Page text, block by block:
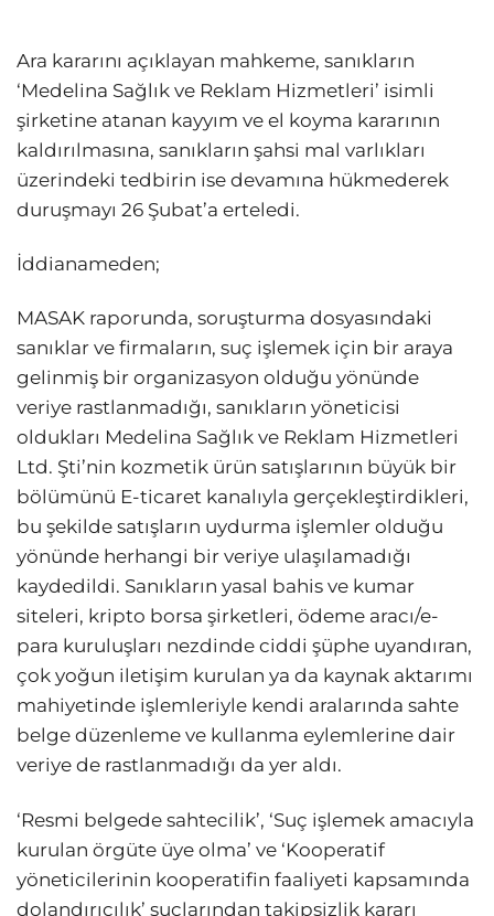
Ara kararını açıklayan mahkeme, sanıkların
‘Medelina Sağlık ve Reklam Hizmetleri’ isimli
şirketine atanan kayyım ve el koyma kararının
kaldırılmasına, sanıkların şahsi mal varlıkları
üzerindeki tedbirin ise devamına hükmederek
duruşmayı 26 Şubat’a erteledi.
İddianameden;
MASAK raporunda, soruşturma dosyasındaki
sanıklar ve firmaların, suç işlemek için bir araya
gelinmiş bir organizasyon olduğu yönünde
veriye rastlanmadığı, sanıkların yöneticisi
oldukları Medelina Sağlık ve Reklam Hizmetleri
Ltd. Şti’nin kozmetik ürün satışlarının büyük bir
bölümünü E-ticaret kanalıyla gerçekleştirdikleri,
bu şekilde satışların uydurma işlemler olduğu
yönünde herhangi bir veriye ulaşılamadığı
kaydedildi. Sanıkların yasal bahis ve kumar
siteleri, kripto borsa şirketleri, ödeme aracı/e-
para kuruluşları nezdinde ciddi şüphe uyandıran,
çok yoğun iletişim kurulan ya da kaynak aktarımı
mahiyetinde işlemleriyle kendi aralarında sahte
belge düzenleme ve kullanma eylemlerine dair
veriye de rastlanmadığı da yer aldı.
‘Resmi belgede sahtecilik’, ‘Suç işlemek amacıyla
kurulan örgüte üye olma’ ve ‘Kooperatif
yöneticilerinin kooperatifin faaliyeti kapsamında
dolandırıcılık’ suçlarından takipsizlik kararı